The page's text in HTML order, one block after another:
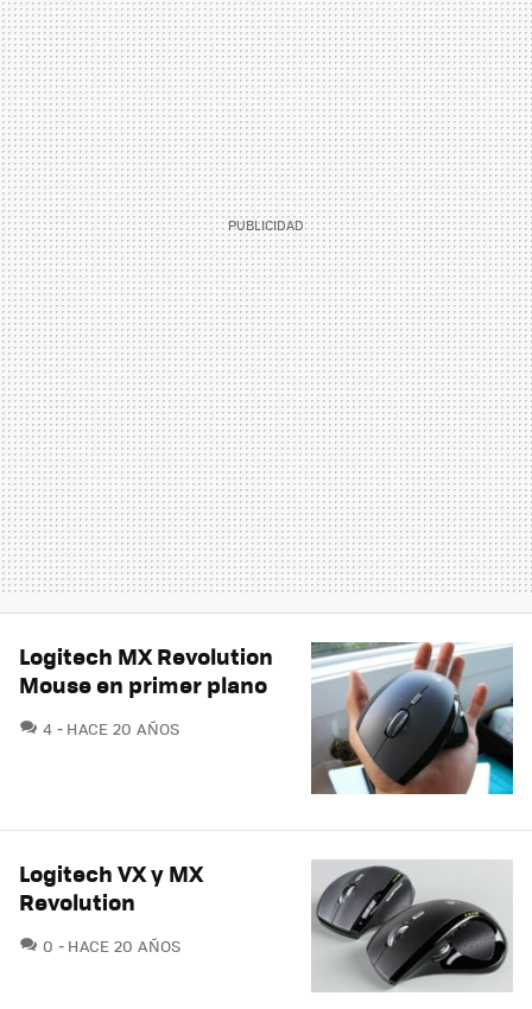
Logitech MX Revolution
Mouse en primer plano
4 COMENTARIOS
HACE 20 AÑOS
Logitech VX y MX
Revolution
0 COMENTARIOS
HACE 20 AÑOS